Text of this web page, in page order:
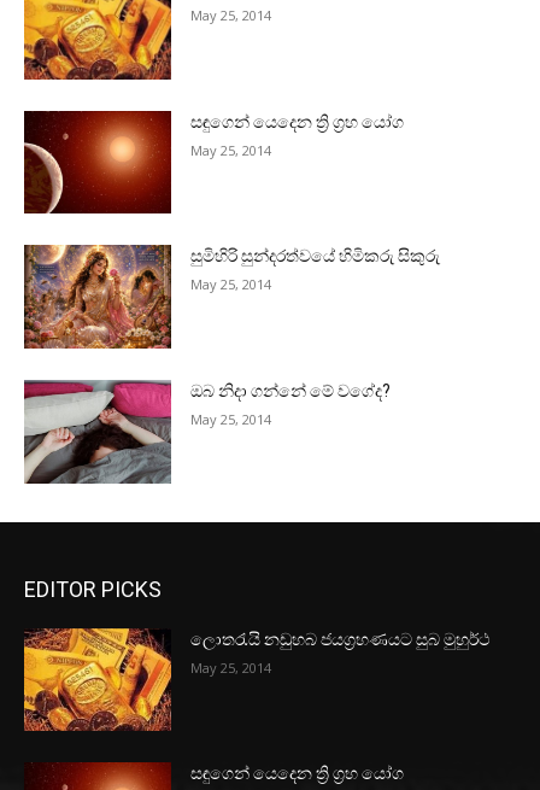
May 25, 2014
සඳුගෙන් යෙදෙන ත්‍රි ග්‍රහ යෝග
May 25, 2014
සුමිහිරි සුන්දරත්වයේ හිමිකරු සිකුරු
May 25, 2014
ඔබ නිදා ගන්නේ මේ වගේද?
May 25, 2014
EDITOR PICKS
ලොතරැයි නඩුහබ ජයග්‍රහණයට සුබ මුහුර්ථ
May 25, 2014
සඳුගෙන් යෙදෙන ත්‍රි ග්‍රහ යෝග